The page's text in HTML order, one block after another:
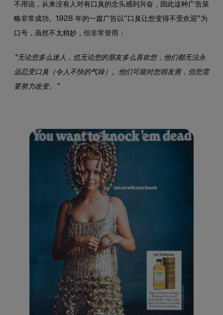
不用说，从来没有人对有口臭的念头感到兴奋，因此这种广告策
略非常成功。1928 年的一篇广告以“口臭让您变得不受欢迎”为
口号，虽然不太精妙，但非常管用：
“无论您多么迷人，也无论您的朋友多么喜欢您，他们都无法永
远忍受口臭（令人不快的气味）。他们可能对您很友善，但您需
要努力改变。”